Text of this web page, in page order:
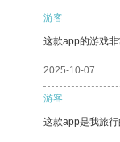
游客
这款app的游戏非
2025-10-07
游客
这款app是我旅